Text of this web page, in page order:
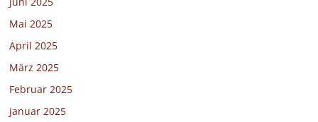
Mai 2025
April 2025
März 2025
Februar 2025
Januar 2025